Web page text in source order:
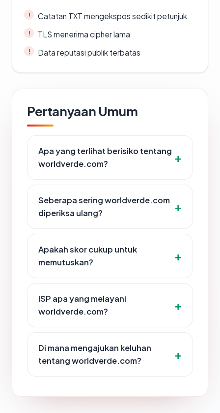
Catatan TXT mengekspos sedikit petunjuk
TLS menerima cipher lama
Data reputasi publik terbatas
Pertanyaan Umum
Apa yang terlihat berisiko tentang
worldverde.com?
Seberapa sering worldverde.com
diperiksa ulang?
Apakah skor cukup untuk
memutuskan?
ISP apa yang melayani
worldverde.com?
Di mana mengajukan keluhan
tentang worldverde.com?